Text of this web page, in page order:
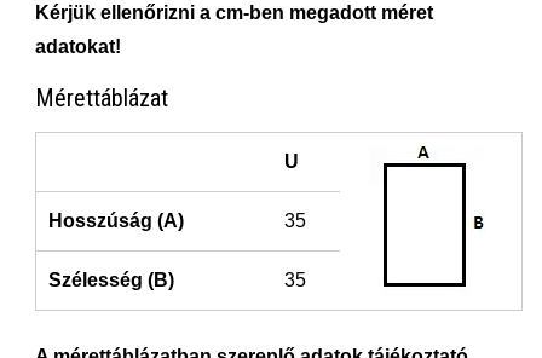
Kérjük ellenőrizni a cm-ben megadott méret
adatokat!
Mérettáblázat
U
Hosszúság (A) 35
Szélesség (B) 35